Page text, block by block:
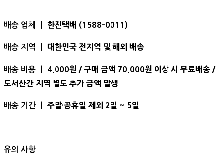
배송 업체 ㅣ 한진택배 (1588-0011)
배송 지역 ㅣ 대한민국 전지역 및 해외 배송
배송 비용 ㅣ 4 ,000원 / 구매 금액 70,000원 이상 시 무료배송 /
도서산간 지역 별도 추가 금액 발생
배송 기간 ㅣ 주말·공휴일 제외 2일 ~ 5일
유의 사항